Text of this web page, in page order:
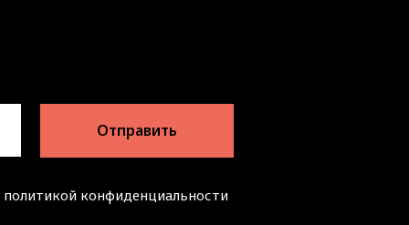
Отправить
конфиденциальности